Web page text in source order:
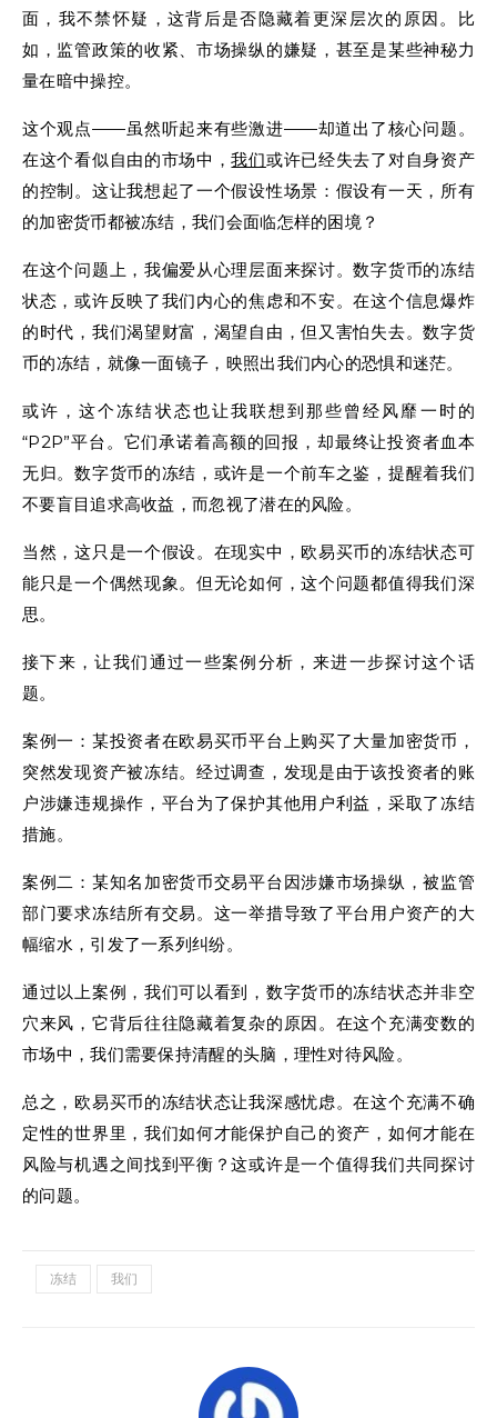
面，我不禁怀疑，这背后是否隐藏着更深层次的原因。比
如，监管政策的收紧、市场操纵的嫌疑，甚至是某些神秘力
量在暗中操控。
这个观点——虽然听起来有些激进——却道出了核心问题。
在这个看似自由的市场中，我们或许已经失去了对自身资产
的控制。这让我想起了一个假设性场景：假设有一天，所有
的加密货币都被冻结，我们会面临怎样的困境？
在这个问题上，我偏爱从心理层面来探讨。数字货币的冻结
状态，或许反映了我们内心的焦虑和不安。在这个信息爆炸
的时代，我们渴望财富，渴望自由，但又害怕失去。数字货
币的冻结，就像一面镜子，映照出我们内心的恐惧和迷茫。
或许，这个冻结状态也让我联想到那些曾经风靡一时的
“P2P”平台。它们承诺着高额的回报，却最终让投资者血本
无归。数字货币的冻结，或许是一个前车之鉴，提醒着我们
不要盲目追求高收益，而忽视了潜在的风险。
当然，这只是一个假设。在现实中，欧易买币的冻结状态可
能只是一个偶然现象。但无论如何，这个问题都值得我们深
思。
接下来，让我们通过一些案例分析，来进一步探讨这个话
题。
案例一：某投资者在欧易买币平台上购买了大量加密货币，
突然发现资产被冻结。经过调查，发现是由于该投资者的账
户涉嫌违规操作，平台为了保护其他用户利益，采取了冻结
措施。
案例二：某知名加密货币交易平台因涉嫌市场操纵，被监管
部门要求冻结所有交易。这一举措导致了平台用户资产的大
幅缩水，引发了一系列纠纷。
通过以上案例，我们可以看到，数字货币的冻结状态并非空
穴来风，它背后往往隐藏着复杂的原因。在这个充满变数的
市场中，我们需要保持清醒的头脑，理性对待风险。
总之，欧易买币的冻结状态让我深感忧虑。在这个充满不确
定性的世界里，我们如何才能保护自己的资产，如何才能在
风险与机遇之间找到平衡？这或许是一个值得我们共同探讨
的问题。
冻结 我们